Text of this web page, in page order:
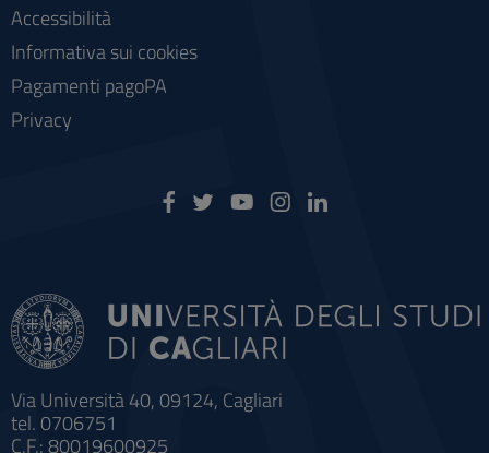
Via Università 40, 09124, Cagliari
tel. 0706751
C.F.: 80019600925
Accessibilità
Informativa sui cookies
Pagamenti pagoPA
Privacy